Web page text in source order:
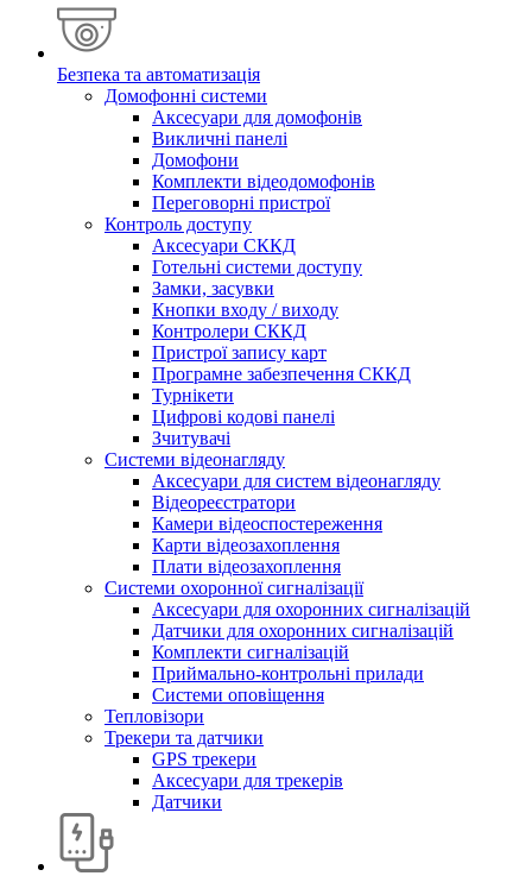
Безпека та автоматизація
Домофонні системи
Аксесуари для домофонів
Викличні панелі
Домофони
Комплекти відеодомофонів
Переговорні пристрої
Контроль доступу
Аксесуари СККД
Готельні системи доступу
Замки, засувки
Кнопки входу / виходу
Контролери СККД
Пристрої запису карт
Програмне забезпечення СККД
Турнікети
Цифрові кодові панелі
Зчитувачі
Системи відеонагляду
Аксесуари для систем відеонагляду
Відеореєстратори
Камери відеоспостереження
Карти відеозахоплення
Плати відеозахоплення
Системи охоронної сигналізації
Аксесуари для охоронних сигналізацій
Датчики для охоронних сигналізацій
Комплекти сигналізацій
Приймально-контрольні прилади
Системи оповіщення
Тепловізори
Трекери та датчики
GPS трекери
Аксесуари для трекерів
Датчики